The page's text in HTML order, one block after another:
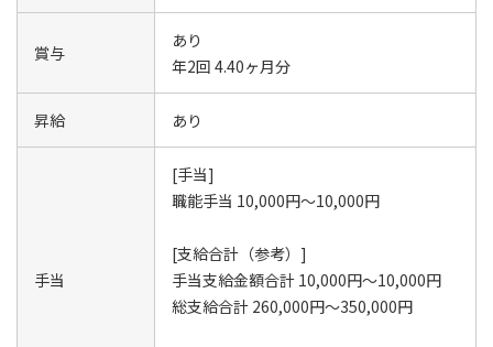
賞与
あり
年2回 4.40ヶ月分
昇給 あり
手当
[手当]
職能手当 10,000円～10,000円
[支給合計（参考）]
手当支給金額合計 10,000円～10,000円
総支給合計 260,000円～350,000円